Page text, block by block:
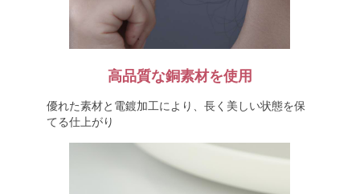
高品質な銅素材を使用
優れた素材と電鍍加工により、長く美しい状態を保
てる仕上がり